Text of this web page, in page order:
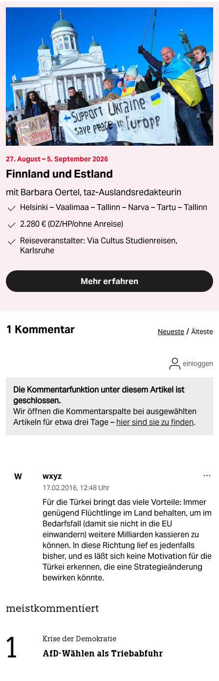
27. August – 5. September 2026
Finnland und Estland
mit Barbara Oertel, taz-Auslandsredakteurin
Helsinki – Vaalimaa – Tallinn – Narva – Tartu – Tallinn
2.280 € (DZ/HP/ohne Anreise)
Reiseveranstalter: Via Cultus Studienreisen,
Karlsruhe
Mehr erfahren
1 Kommentar Neueste / Älteste
Die Kommentarfunktion unter diesem Artikel ist
geschlossen.
Wir öffnen die Kommentarspalte bei ausgewählten
Artikeln für etwa drei Tage – hier sind sie zu finden.
einloggen
W wxyz
17.02.2016, 12:48 Uhr
Für die Türkei bringt das viele Vorteile: Immer
genügend Flüchtlinge im Land behalten, um im
Bedarfsfall (damit sie nicht in die EU
einwandern) weitere Milliarden kassieren zu
können. In diese Richtung lief es jedenfalls
bisher, und es läßt sich keine Motivation für die
Türkei erkennen, die eine Strategieänderung
bewirken könnte.
meistkommentiert
1 Krise der Demokratie
AfD-Wählen als Triebabfuhr